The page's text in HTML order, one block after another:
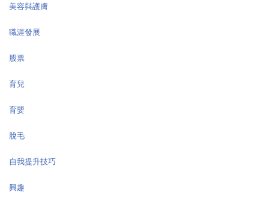
美容與護膚
職涯發展
股票
育兒
育嬰
脫毛
自我提升技巧
興趣